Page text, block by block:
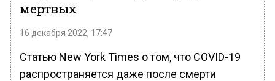
мертвых
16 декабря 2022, 17:47
Статью New York Times о том, что COVID-19
распространяется даже после смерти